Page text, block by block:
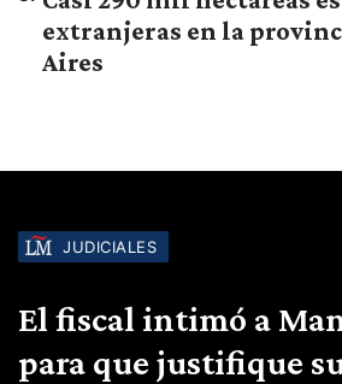
extranjeras en la
Aires
JUDICIALES
El fiscal intimó a
para que justifique